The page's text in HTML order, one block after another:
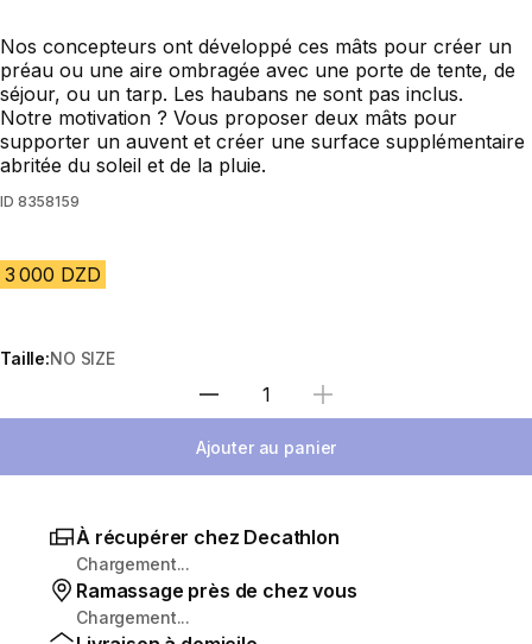
Nos concepteurs ont développé ces mâts pour créer un
préau ou une aire ombragée avec une porte de tente, de
séjour, ou un tarp. Les haubans ne sont pas inclus.
Notre motivation ? Vous proposer deux mâts pour
supporter un auvent et créer une surface supplémentaire
abritée du soleil et de la pluie.
ID 8358159
3 000 DZD
Taille:NO SIZE
Sélectionnez la quantité
Ajouter au panier
À récupérer chez Decathlon
Chargement...
Ramassage près de chez vous
Chargement...